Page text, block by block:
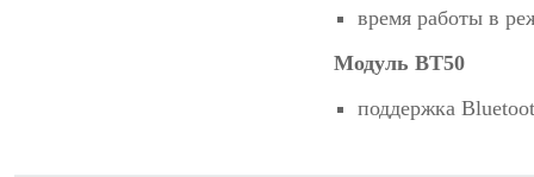
время работы в
Модуль BT50
поддержка